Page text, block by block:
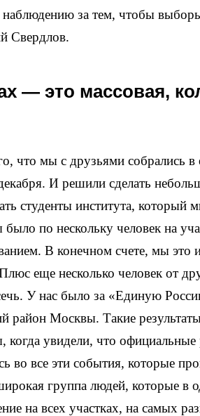
наблюдению за тем, чтобы
Свердлов.
— это массовая,
что мы с друзьями собрались
И решили сделать
студенты института,
было по нескольку человек на
В конечном счете, мы это
еще несколько человек от
У нас было за «Единую
район Москвы. Такие
увидели, что официальные
во все эти события, которые
группа людей, которые в
на всех участках, на самых